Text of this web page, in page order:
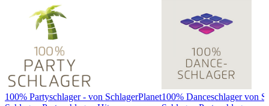
100% Partyschlager - von SchlagerPlanet100% Danceschlager von